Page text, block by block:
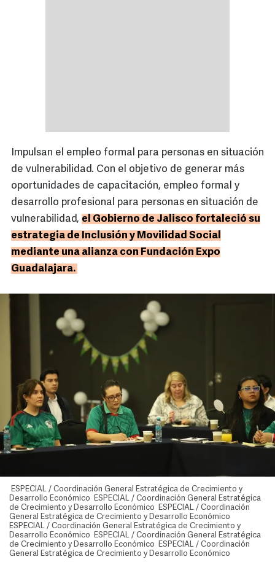
Impulsan el empleo formal para personas en situación
de vulnerabilidad. Con el objetivo de generar más
oportunidades de capacitación, empleo formal y
desarrollo profesional para personas en situación de
vulnerabilidad, el Gobierno de Jalisco fortaleció su
estrategia de Inclusión y Movilidad Social
mediante una alianza con Fundación Expo
Guadalajara.
ESPECIAL / Coordinación General Estratégica de Crecimiento y
Desarrollo Económico ESPECIAL / Coordinación General Estratégica
de Crecimiento y Desarrollo Económico ESPECIAL / Coordinación
General Estratégica de Crecimiento y Desarrollo Económico
ESPECIAL / Coordinación General Estratégica de Crecimiento y
Desarrollo Económico ESPECIAL / Coordinación General Estratégica
de Crecimiento y Desarrollo Económico ESPECIAL / Coordinación
General Estratégica de Crecimiento y Desarrollo Económico